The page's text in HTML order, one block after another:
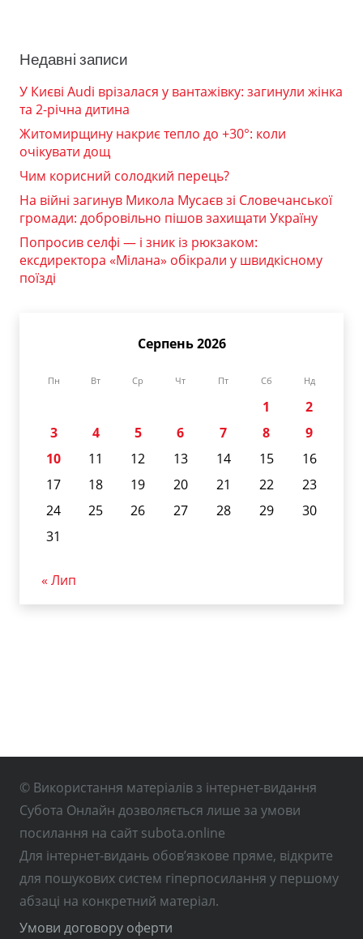
Недавні записи
У Києві Audi врізалася у вантажівку: загинули жінка
та 2-річна дитина
Житомирщину накриє тепло до +30°: коли
очікувати дощ
Чим корисний солодкий перець?
На війні загинув Микола Мусаєв зі Словечанської
громади: добровільно пішов захищати Україну
Попросив селфі — і зник із рюкзаком:
ексдиректора «Мілана» обікрали у швидкісному
поїзді
Серпень 2026
Пн Вт Ср Чт Пт Сб Нд
1
2
3
4 5 6 7 8
9
10
11 12 13 14 15
16
17
18 19 20 21 22
23
24
25 26 27 28 29
30
31
« Лип
© Використання матеріалів з інтернет-видання
Субота Онлайн дозволяється лише за умови
посилання на сайт subota.online
Для інтернет-видань обов’язкове пряме, відкрите
для пошукових систем гіперпосилання у першому
абзаці на конкретний матеріал.
Умови договору оферти